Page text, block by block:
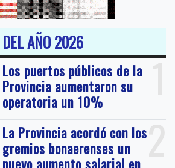
AÑO 2026
1
Los puertos públicos de la
Provincia aumentaron su
operatoria un 10%
2
La Provincia acordó con los
gremios bonaerenses un
nuevo aumento salarial en